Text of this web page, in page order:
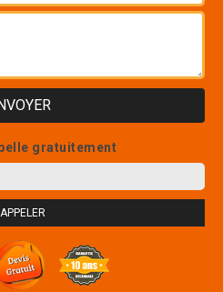
gratuitement